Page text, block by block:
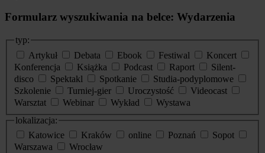
Formularz wyszukiwania na belce: Wydarzenia
typ:
Artykuł
Debata Ebook Festiwal
Koncert
Konferencja
Książka Podcast Raport
Silent-
disco
Spektakl Spotkanie
Studia-podyplomowe
Szkolenie
Turniej-gier Uroczystość
Videocast
Warsztat
Webinar Wykład
Wystawa
lokalizacja:
Katowice
Kraków online Poznań
Sopot
Warszawa
Wrocław